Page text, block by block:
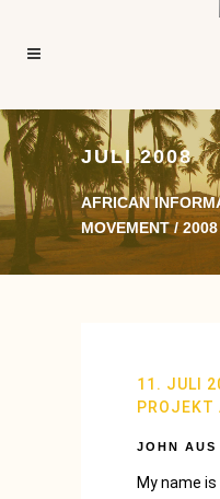
JULI 2008
AFRICAN
MOVEMENT/2008
11. JULI
PROJEKT
JOHN AUS
My name